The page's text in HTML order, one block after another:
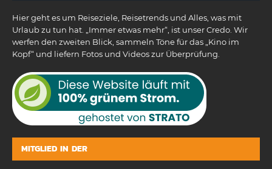
Hier geht es um Reiseziele, Reisetrends und Alles, was mit
Urlaub zu tun hat. „Immer etwas mehr“, ist unser Credo. Wir
werfen den zweiten Blick, sammeln Töne für das „Kino im
Kopf“ und liefern Fotos und Videos zur Überprüfung.
MITGLIED IN DER